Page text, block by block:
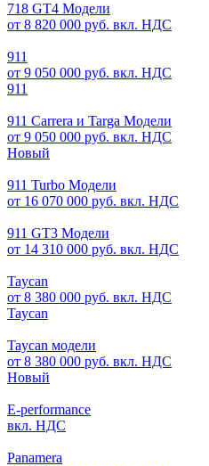
718 GT4 Модели
от 8 820 000 руб. вкл. НДС
911
от 9 050 000 руб. вкл. НДС
911
911 Carrera и Targa Модели
от 9 050 000 руб. вкл. НДС
Новый
911 Turbo Модели
от 16 070 000 руб. вкл. НДС
911 GT3 Модели
от 14 310 000 руб. вкл. НДС
Taycan
от 8 380 000 руб. вкл. НДС
Taycan
Taycan модели
от 8 380 000 руб. вкл. НДС
Новый
E-performance
вкл. НДС
Panamera